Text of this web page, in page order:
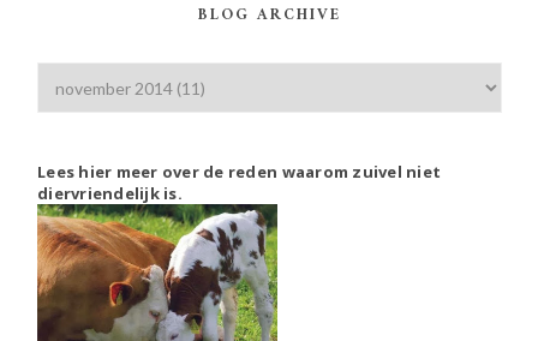
BLOG ARCHIVE
Lees hier meer over de reden waarom zuivel niet
diervriendelijk is.